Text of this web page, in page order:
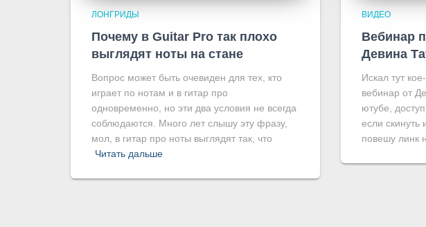
ЛОНГРИДЫ
Почему в Guitar Pro так плохо
выглядят ноты на стане
Вопрос может быть очевиден для тех, кто
играет по нотам и в гитар про
одновременно, но эти два условия не всегда
соблюдаются. Много лет слышу эту фразу,
мол, в гитар про ноты выглядят так, что
Читать дальше
ВИДЕО
Вебинар
Девина
Искал тут
вебинар от
ютубе,
если скинуть
повешу линк